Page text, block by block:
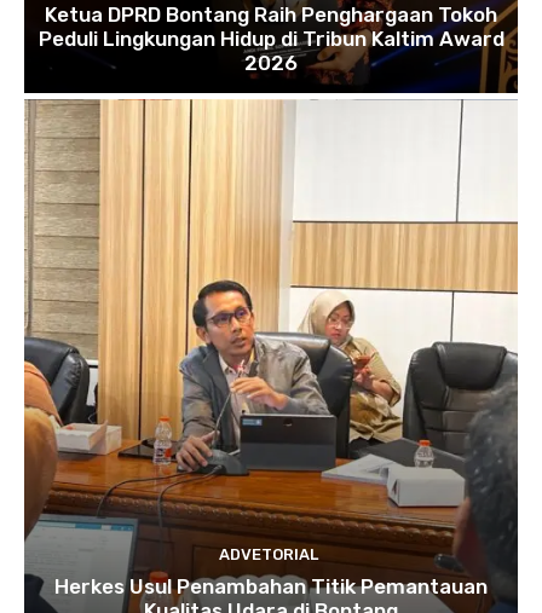
Ketua DPRD Bontang Raih Penghargaan Tokoh
Peduli Lingkungan Hidup di Tribun Kaltim Award
2026
ADVETORIAL
Herkes Usul Penambahan Titik Pemantauan